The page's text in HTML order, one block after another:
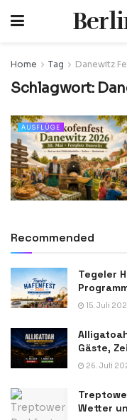
Home Tag Danewitz
Schlagwort:
AUSFLÜGE
Recommended
Tegeler
15. Juli
Gäste,
26. Juli
Wetter